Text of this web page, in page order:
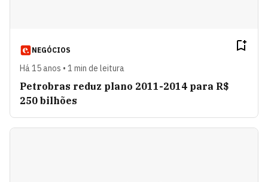
NEGÓCIOS
Há 15 anos • 1 min de leitura
Petrobras reduz plano 2011-2014 para R$
250 bilhões